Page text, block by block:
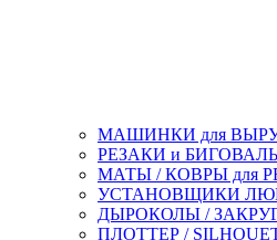
МАШИНКИ для
РЕЗАКИ и
МАТЫ / КОВРЫ для
УСТАНОВЩИКИ
ДЫРОКОЛЫ /
ПЛОТТЕР /